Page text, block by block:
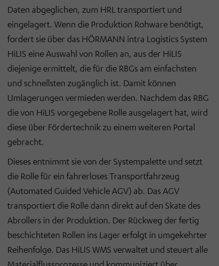
Daten abgeglichen, zum HRL transportiert und
eingelagert. Wenn die Produktion Rohware benötigt,
fordert sie über das HÖRMANN intra Logistics System
HiLIS eine Auswahl von Rollen an, aus der HiLIS
diejenige ermittelt, die für die RBGs am einfachsten
und schnellsten zugänglich ist. Damit können
Umlagerungen vermieden werden. Nachdem das RBG
die von HiLIS vorgegebene Rolle ausgelagert hat, wird
diese über Fördertechnik zu einem weiteren Portal
gebracht.
Dieses entnimmt sie von der Systempalette und setzt
die Rolle für ein fahrerloses Transportfahrzeug
(Automated Guided Vehicle AGV) ab. Das AGV
transportiert die Rolle dann direkt auf den Skate des
Abrollers in der Produktion. Der Rückweg der fertig
beschichteten Rollen ins Lager erfolgt in umgekehrter
Reihenfolge. Das HiLIS WMS verwaltet und steuert alle